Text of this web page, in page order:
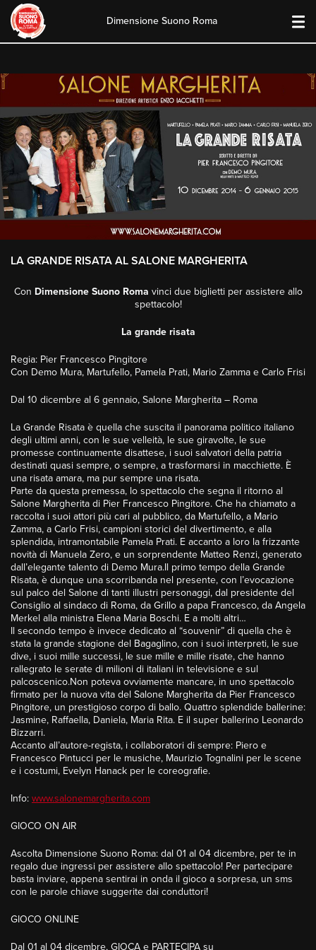
content
Dimensione Suono Roma
LA GRANDE RISATA AL SALONE MARGHERITA
Con Dimensione Suono Roma vinci due biglietti per assistere allo
spettacolo!
La grande risata
Regia: Pier Francesco Pingitore
Con Demo Mura, Martufello, Pamela Prati, Mario Zamma e Carlo Frisi
Dal 10 dicembre al 6 gennaio, Salone Margherita – Roma
La Grande Risata è quella che suscita il panorama politico italiano
degli ultimi anni, con le sue velleità, le sue giravolte, le sue
promesse continuamente disattese, i suoi salvatori della patria
destinati quasi sempre, o sempre, a trasformarsi in macchiette. È
una risata amara, ma pur sempre una risata.
Parte da questa premessa, lo spettacolo che segna il ritorno al
Salone Margherita di Pier Francesco Pingitore. Che ha chiamato a
raccolta i suoi attori più cari al pubblico, da Martufello, a Mario
Zamma, a Carlo Frisi, campioni storici del divertimento, e alla
splendida, intramontabile Pamela Prati. E accanto a loro la frizzante
novità di Manuela Zero, e un sorprendente Matteo Renzi, generato
dall’elegante talento di Demo Mura.Il primo tempo della Grande
Risata, è dunque una scorribanda nel presente, con l’evocazione
sul palco del Salone di tanti illustri personaggi, dal presidente del
Consiglio al sindaco di Roma, da Grillo a papa Francesco, da Angela
Merkel alla ministra Elena Maria Boschi. E a molti altri…
Il secondo tempo è invece dedicato al “souvenir” di quella che è
stata la grande stagione del Bagaglino, con i suoi interpreti, le sue
dive, i suoi mille successi, le sue mille e mille risate, che hanno
rallegrato le serate di milioni di italiani in televisione e sul
palcoscenico.Non poteva ovviamente mancare, in uno spettacolo
firmato per la nuova vita del Salone Margherita da Pier Francesco
Pingitore, un prestigioso corpo di ballo. Quattro splendide ballerine:
Jasmine, Raffaella, Daniela, Maria Rita. E il super ballerino Leonardo
Bizzarri.
Accanto all’autore-regista, i collaboratori di sempre: Piero e
Francesco Pintucci per le musiche, Maurizio Tognalini per le scene
e i costumi, Evelyn Hanack per le coreografie.
Info: www.salonemargherita.com
GIOCO ON AIR
Ascolta Dimensione Suono Roma: dal 01 al 04 dicembre, per te in
regalo due ingressi per assistere allo spettacolo! Per partecipare
basta inviare, appena sentirai in onda il gioco a sorpresa, un sms
con le parole chiave suggerite dai conduttori!
GIOCO ONLINE
Dal 01 al 04 dicembre, GIOCA e PARTECIPA su